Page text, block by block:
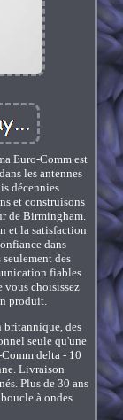
Euro-Comm est
les antennes
décennies
et construisons
de Birmingham.
et la satisfaction
dans
des
fiables
vous choisissez
produit.
britannique, des
seule qu'une
delta - 10
Livraison
Plus de 30 ans
à ondes